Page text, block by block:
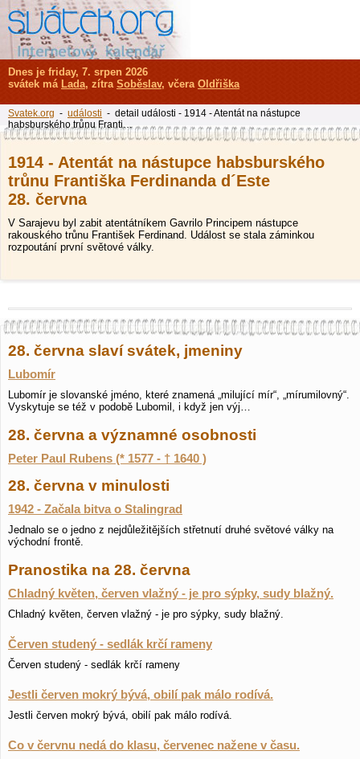
1914 - Atentát na nástupce habsburského
trůnu Františka Ferdinanda d´Este
28. června
V Sarajevu byl zabit atentátníkem Gavrilo Principem nástupce
rakouského trůnu František Ferdinand. Událost se stala záminkou
rozpoutání první světové války.
28. června slaví svátek, jmeniny
Lubomír
Lubomír je slovanské jméno, které znamená „milující mír“, „mírumilovný“.
Vyskytuje se též v podobě Lubomil, i když jen výj…
28. června a významné osobnosti
Peter Paul Rubens (* 1577 - † 1640 )
28. června v minulosti
1942 - Začala bitva o Stalingrad
Jednalo se o jedno z nejdůležitějších střetnutí druhé světové války na
východní frontě.
Pranostika na 28. června
Chladný květen, červen vlažný - je pro sýpky, sudy blažný.
Chladný květen, červen vlažný - je pro sýpky, sudy blažný.
Červen studený - sedlák krčí rameny
Červen studený - sedlák krčí rameny
Jestli červen mokrý bývá, obilí pak málo rodívá.
Jestli červen mokrý bývá, obilí pak málo rodívá.
Co v červnu nedá do klasu, červenec nažene v času.
Dnes je friday, 7. srpen 2026
svátek má Lada, zítra Soběslav, včera Oldřiška
Svatek.org - události - detail události - 1914 - Atentát na nástupce
habsburského trůnu Franti…